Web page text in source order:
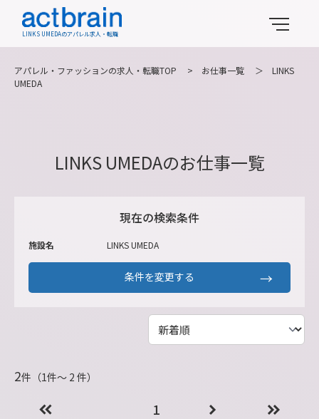
LINKS UMEDAのアパレル求人・転職
アパレル・ファッションの求人・転職TOP > お仕事一覧 ＞ LINKS
UMEDA
LINKS UMEDAのお仕事一覧
現在の検索条件
施設名 LINKS UMEDA
条件を変更する
2件（1件〜 2 件）
1